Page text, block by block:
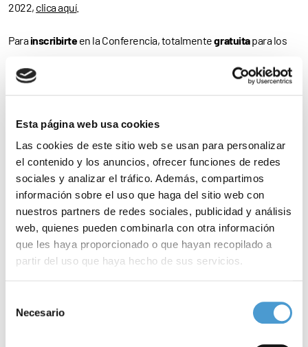
Esta página web usa cookies
Las cookies de este sitio web se usan para personalizar
el contenido y los anuncios, ofrecer funciones de redes
sociales y analizar el tráfico. Además, compartimos
información sobre el uso que haga del sitio web con
nuestros partners de redes sociales, publicidad y análisis
web, quienes pueden combinarla con otra información
que les haya proporcionado o que hayan recopilado a
partir del uso que haya hecho de sus servicios.
de cookies
Necesario
2022, clica aquí.
Parainscribirteen la Conferencia, totalmentegratuitapara los
¿Qué es la aniridia?
La aniridia es una patologíacongénita, hereditaria, crónica e
invalidanteque afecta sobre todo al órgano visual, presentando
estructuras oculares mal desarrolladas, siendo la más evidente
lafalta parcial o total del irisen ambos ojos y gran fotofobia.
Además, y ya en el momento del nacimiento, se presentan o
comienzan a desarrollarse otras
patologías visuales como
lascatarataso elglaucoma, entre otras.
Raras(FEDER), miembro de
, “la incidencia de la